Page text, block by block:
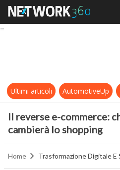
Il
Ultimi articoli AutomotiveUp
Il reverse e-commerce:
cambierà lo shopping
Home Trasformazione Digitale E